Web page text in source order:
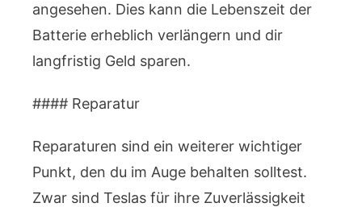
angesehen. Dies kann die Lebenszeit der
Batterie erheblich verlängern und dir
langfristig Geld sparen.
#### Reparatur
Reparaturen sind ein weiterer wichtiger
Punkt, den du im Auge behalten solltest.
Zwar sind Teslas für ihre Zuverlässigkeit